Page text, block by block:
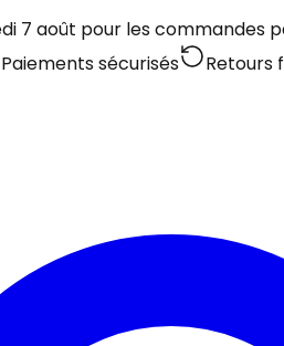
août pour les commandes
Paiements sécurisés Retours